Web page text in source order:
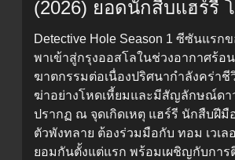
(2026) ยอดนักสืบแฮร์รี
Detective Hole Season 1 ซีซันแรก
พาเข้าสู่กรุงออสโลในช่วงอากาศร้อ
ฆาตกรรมต่อเนื่องปริศนากำลังคร่าชี
ฆ่าอย่างโหดเหี้ยมและมีสัญลักษณ์ดา
ปรากฏ ณ จุดเกิดเหตุ แฮร์รี นักสืบฝี
ตัวพังทลาย ต้องร่วมมือกับ ทอม เวเล
ยอมกันตั้งแต่แรก พร้อมเผชิญกับการ